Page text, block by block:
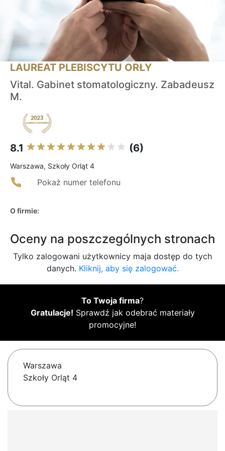
LAUREAT PLEBISCYTU ORŁY
Vital. Gabinet stomatologiczny. Zabadeusz
M.
8.1 (6)
Warszawa, Szkoły Orląt 4
Pokaż numer telefonu
O firmie:
Oceny na poszczególnych stronach
Tylko zalogowani użytkownicy maja dostęp do tych
danych. Kliknij, aby się zalogować.
To Twoja firma?
Gratulacje! Sprawdź jak odebrać materiały
promocyjne!
Warszawa
Szkoły Orląt 4